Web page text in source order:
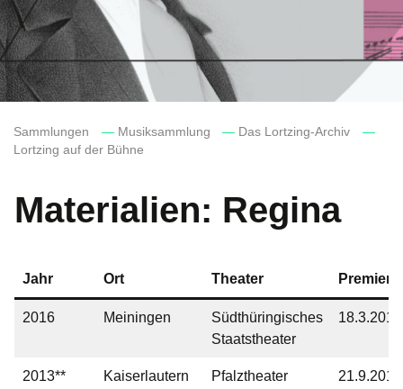
Sammlungen — Musiksammlung — Das Lortzing-Archiv
—
Lortzing auf der Bühne
Materialien: Regina
Jahr Ort Theater Premiere
2016 Meiningen
Südthüringisches
Staatstheater
18.3.2016
2013** Kaiserlautern Pfalztheater 21.9.2013